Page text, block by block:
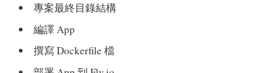
專案最終目錄結構
編譯 App
撰寫 Dockerfile 檔